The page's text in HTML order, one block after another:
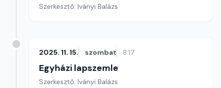
Szerkesztő: Iványi Balázs
2025. 11. 15. szombat 8:17
Egyházi lapszemle
Szerkesztő: Iványi Balázs